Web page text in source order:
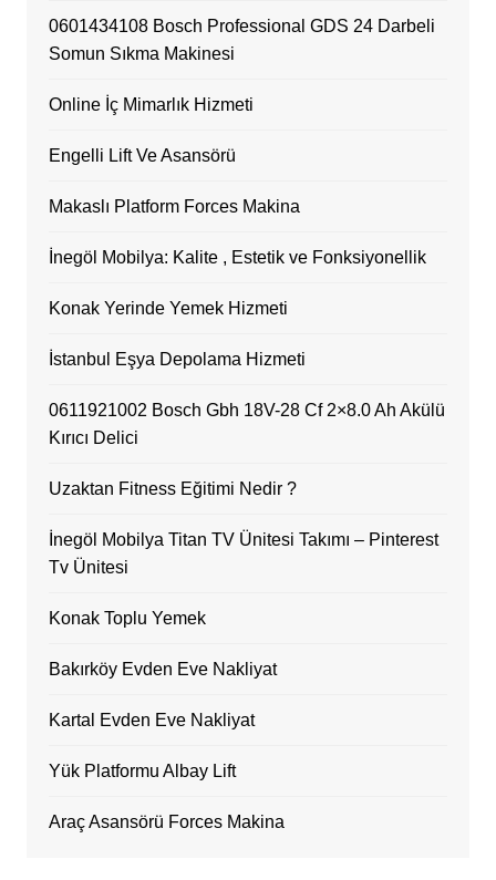
0601434108 Bosch Professional GDS 24 Darbeli
Somun Sıkma Makinesi
Online İç Mimarlık Hizmeti
Engelli Lift Ve Asansörü
Makaslı Platform Forces Makina
İnegöl Mobilya: Kalite , Estetik ve Fonksiyonellik
Konak Yerinde Yemek Hizmeti
İstanbul Eşya Depolama Hizmeti
0611921002 Bosch Gbh 18V-28 Cf 2×8.0 Ah Akülü
Kırıcı Delici
Uzaktan Fitness Eğitimi Nedir ?
İnegöl Mobilya Titan TV Ünitesi Takımı – Pinterest
Tv Ünitesi
Konak Toplu Yemek
Bakırköy Evden Eve Nakliyat
Kartal Evden Eve Nakliyat
Yük Platformu Albay Lift
Araç Asansörü Forces Makina